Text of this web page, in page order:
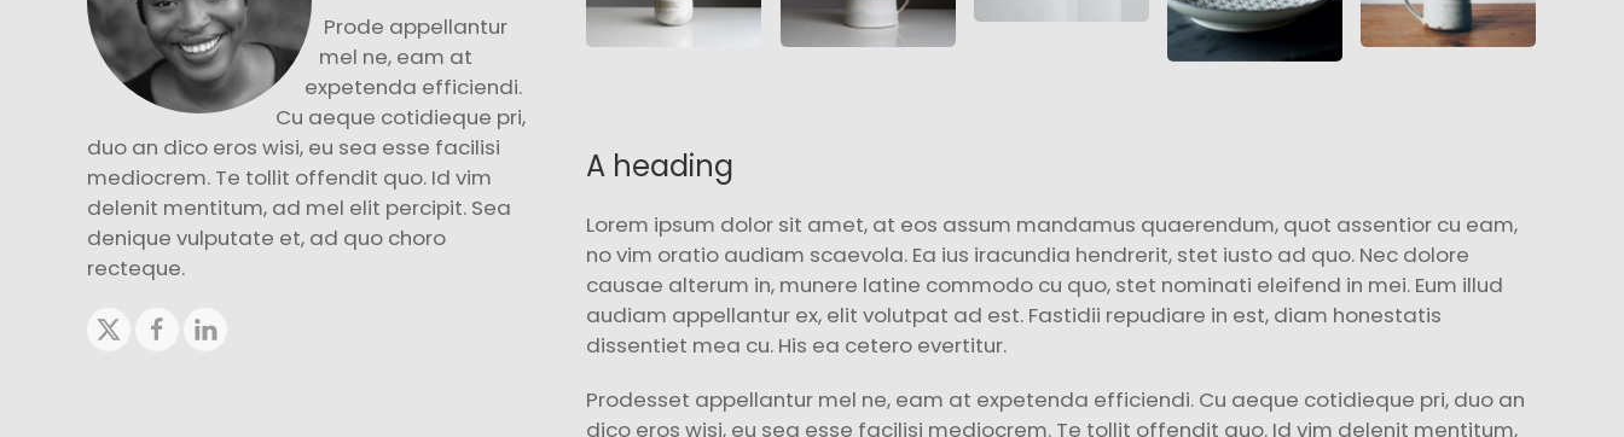
A heading
Lorem ipsum dolor sit amet, at eos assum mandamus quaerendum, quot assentior cu eam,
no vim oratio audiam scaevola. Ea ius iracundia hendrerit, stet iusto ad quo. Nec dolore
causae alterum in, munere latine commodo cu quo, stet nominati eleifend in mei. Eum illud
audiam appellantur ex, elit volutpat ad est. Fastidii repudiare in est, diam honestatis
dissentiet mea cu. His ea cetero evertitur.
Prodesset appellantur mel ne, eam at expetenda efficiendi. Cu aeque cotidieque pri, duo an
dico eros wisi, eu sea esse facilisi mediocrem. Te tollit offendit quo. Id vim delenit mentitum,
Prode appellantur
mel ne, eam at
expetenda efficiendi.
Cu aeque cotidieque pri,
duo an dico eros wisi, eu sea esse facilisi
mediocrem. Te tollit offendit quo. Id vim
delenit mentitum, ad mel elit percipit. Sea
denique vulputate et, ad quo choro
recteque.